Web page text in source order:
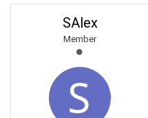
SAlex
Member